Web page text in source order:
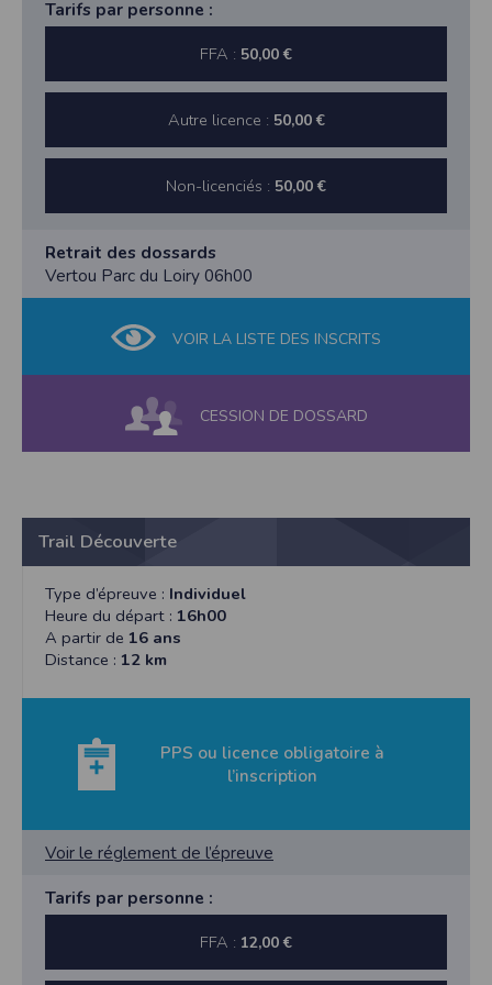
Tarifs par personne :
FFA : 50,00 €
Autre licence : 50,00 €
Non-licenciés : 50,00 €
Retrait des dossards
Vertou Parc du Loiry 06h00
VOIR LA LISTE DES INSCRITS
CESSION DE DOSSARD
Trail Découverte
Type d’épreuve : Individuel
Heure du départ : 16h00
A partir de 16 ans
Distance : 12 km
PPS ou licence obligatoire à
l’inscription
Voir le réglement de l’épreuve
Tarifs par personne :
FFA : 12,00 €